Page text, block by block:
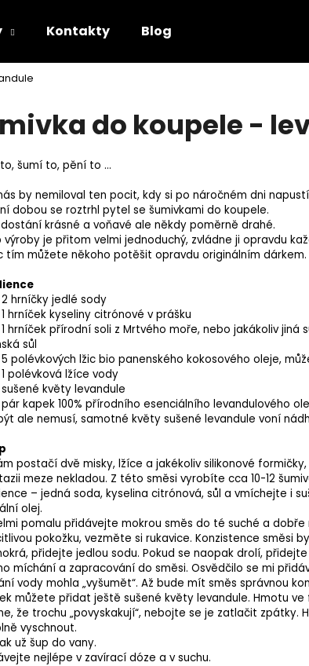
Kontakty Blog
do koupele -
šumí to, pění to …
by nemiloval ten pocit, kdy si po náročném dni
dobou se roztrhl pytel se šumivkami do koupele.
krásné a voňavé ale někdy poměrně drahé.
výroby je přitom velmi jednoduchý, zvládne ji opravdu
tím můžete někoho potěšit opravdu originálním dárkem.
jedlé sody
kyseliny citrónové v prášku
přírodní soli z Mrtvého moře, nebo jakákoliv jiná
sůl
lžic bio panenského kokosového oleje, může
lžíce vody
květy levandule
100% přírodního esenciálního levandulového
ale nemusí, samotné květy sušené levandule voní
postačí dvě misky, lžíce a jakékoliv silikonové
meze nekladou. Z této směsi vyrobíte cca 10-12
– jedná soda, kyselina citrónová, sůl a vmíchejte i
olej.
pomalu přidávejte mokrou směs do té suché a
pokožku, vezměte si rukavice. Konzistence směsi
přidejte jedlou sodu. Pokud se naopak drolí,
míchání a zapracování do směsi. Osvědčilo se mi
vody mohla „vyšumět“. Až bude mít směs správnou
můžete přidat ještě sušené květy levandule. Hmotu
že trochu „povyskakují“, nebojte se je zatlačit zpátky.
vyschnout.
už šup do vany.
nejlépe v zavírací dóze a v suchu.
potřebujete najít?
Doporučujeme